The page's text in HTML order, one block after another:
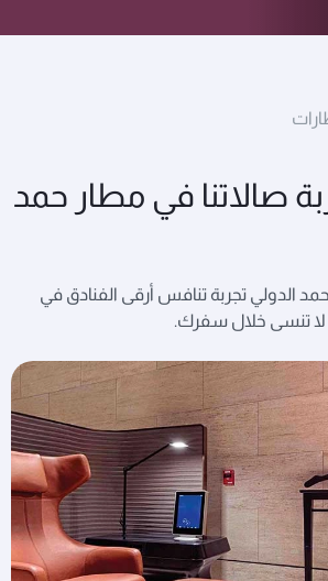
صالاتنا في مطار حمد
الدولي تجربة تنافس أرقى الفنادق في
لا تنسى خلال سفرك.